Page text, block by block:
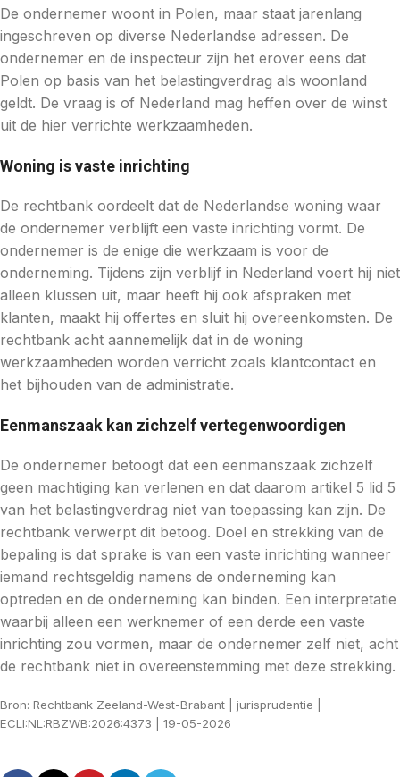
De ondernemer woont in Polen, maar staat jarenlang
ingeschreven op diverse Nederlandse adressen. De
ondernemer en de inspecteur zijn het erover eens dat
Polen op basis van het belastingverdrag als woonland
geldt. De vraag is of Nederland mag heffen over de winst
uit de hier verrichte werkzaamheden.
Woning is vaste inrichting
De rechtbank oordeelt dat de Nederlandse woning waar
de ondernemer verblijft een vaste inrichting vormt. De
ondernemer is de enige die werkzaam is voor de
onderneming. Tijdens zijn verblijf in Nederland voert hij niet
alleen klussen uit, maar heeft hij ook afspraken met
klanten, maakt hij offertes en sluit hij overeenkomsten. De
rechtbank acht aannemelijk dat in de woning
werkzaamheden worden verricht zoals klantcontact en
het bijhouden van de administratie.
Eenmanszaak kan zichzelf vertegenwoordigen
De ondernemer betoogt dat een eenmanszaak zichzelf
geen machtiging kan verlenen en dat daarom artikel 5 lid 5
van het belastingverdrag niet van toepassing kan zijn. De
rechtbank verwerpt dit betoog. Doel en strekking van de
bepaling is dat sprake is van een vaste inrichting wanneer
iemand rechtsgeldig namens de onderneming kan
optreden en de onderneming kan binden. Een interpretatie
waarbij alleen een werknemer of een derde een vaste
inrichting zou vormen, maar de ondernemer zelf niet, acht
de rechtbank niet in overeenstemming met deze strekking.
Bron: Rechtbank Zeeland-West-Brabant | jurisprudentie |
ECLI:NL:RBZWB:2026:4373 | 19-05-2026